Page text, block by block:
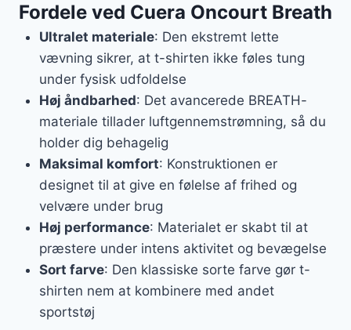
Fordele ved Cuera Oncourt Breath
Ultralet materiale: Den ekstremt lette
vævning sikrer, at t-shirten ikke føles tung
under fysisk udfoldelse
Høj åndbarhed: Det avancerede BREATH-
materiale tillader luftgennemstrømning, så du
holder dig behagelig
Maksimal komfort: Konstruktionen er
designet til at give en følelse af frihed og
velvære under brug
Høj performance: Materialet er skabt til at
præstere under intens aktivitet og bevægelse
Sort farve: Den klassiske sorte farve gør t-
shirten nem at kombinere med andet
sportstøj